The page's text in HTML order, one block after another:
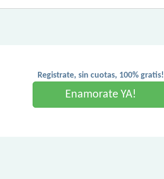
Registrate, sin cuotas, 100% gratis!
Enamorate YA!